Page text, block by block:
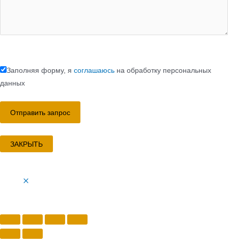
Заполняя форму, я соглашаюсь на обработку персональных
данных
ЗАКРЫТЬ